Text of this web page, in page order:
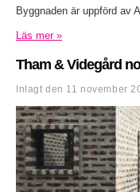
Byggnaden är uppförd av
Läs mer »
Tham & Videgård
Inlagt den 11 november